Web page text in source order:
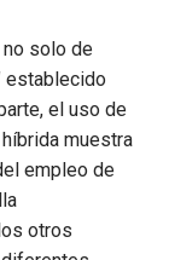
no solo de
establecido
el uso de
muestra
empleo de
otros